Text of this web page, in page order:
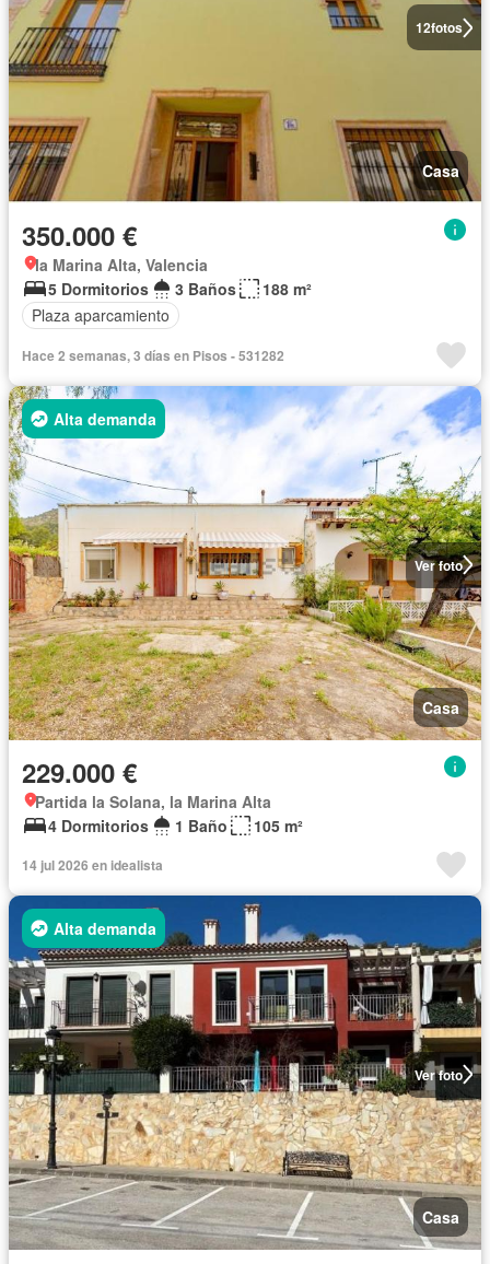
12fotos
Casa
350.000 €
la Marina Alta, Valencia
5 Dormitorios
3 Baños
188 m²
Plaza aparcamiento
Hace 2 semanas, 3 días en Pisos - 531282
Ver foto
Alta demanda
Casa
229.000 €
Partida la Solana, la Marina Alta
4 Dormitorios
1 Baño 105 m²
14 jul 2026 en idealista
Ver foto
Alta demanda
Casa